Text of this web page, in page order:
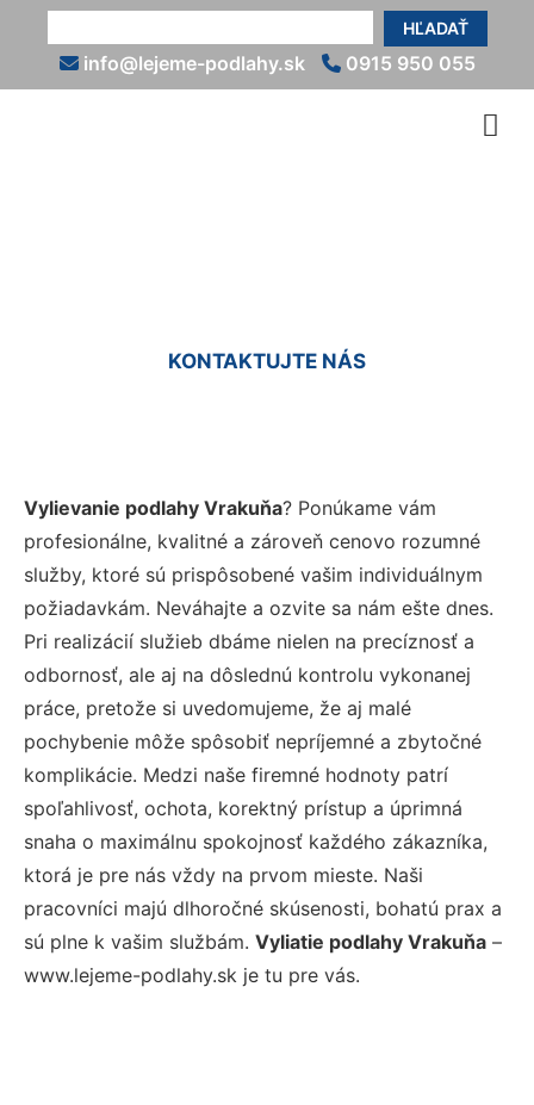
HĽADAŤ
info@lejeme-podlahy.sk 0915 950 055
KONTAKTUJTE NÁS
Vylievanie podlahy Vrakuňa? Ponúkame vám
profesionálne, kvalitné a zároveň cenovo rozumné
služby, ktoré sú prispôsobené vašim individuálnym
požiadavkám. Neváhajte a ozvite sa nám ešte dnes.
Pri realizácií služieb dbáme nielen na precíznosť a
odbornosť, ale aj na dôslednú kontrolu vykonanej
práce, pretože si uvedomujeme, že aj malé
pochybenie môže spôsobiť nepríjemné a zbytočné
komplikácie. Medzi naše firemné hodnoty patrí
spoľahlivosť, ochota, korektný prístup a úprimná
snaha o maximálnu spokojnosť každého zákazníka,
ktorá je pre nás vždy na prvom mieste. Naši
pracovníci majú dlhoročné skúsenosti, bohatú prax a
sú plne k vašim službám. Vyliatie podlahy Vrakuňa –
www.lejeme-podlahy.sk je tu pre vás.